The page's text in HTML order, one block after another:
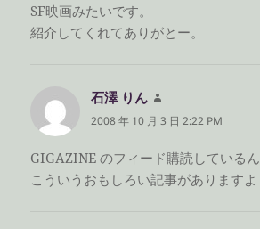
SF映画みたいです。
紹介してくれてありがとー。
石澤 りん
り:
2008 年 10 月 3 日 2:22 PM
GIGAZINE のフィード購読している
こういうおもしろい記事があります